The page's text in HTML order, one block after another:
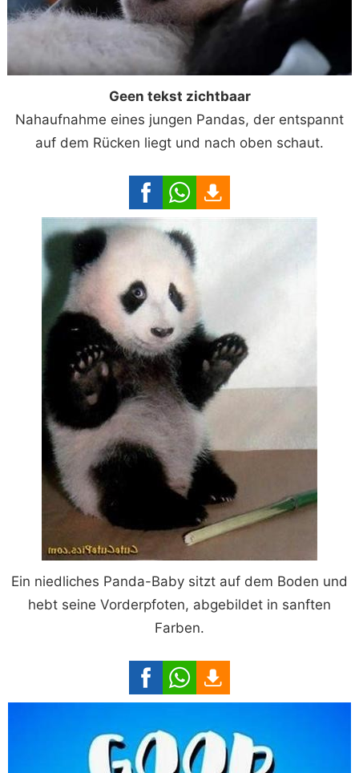
Geen tekst zichtbaar
Nahaufnahme eines jungen Pandas, der entspannt
auf dem Rücken liegt und nach oben schaut.
Ein niedliches Panda-Baby sitzt auf dem Boden und
hebt seine Vorderpfoten, abgebildet in sanften
Farben.